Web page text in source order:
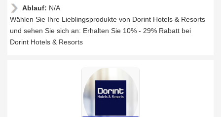
Ablauf: N/A
Wählen Sie Ihre Lieblingsprodukte von Dorint Hotels & Resorts
und sehen Sie sich an: Erhalten Sie 10% - 29% Rabatt bei
Dorint Hotels & Resorts